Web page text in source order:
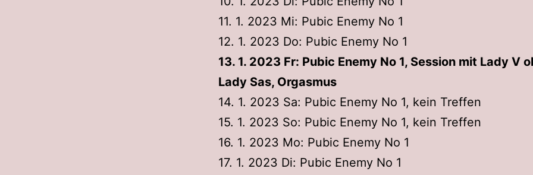
11. 1. 2023 Mi: Pubic Enemy No 1
12. 1. 2023 Do: Pubic Enemy No 1
13. 1. 2023 Fr: Pubic Enemy No 1, Session mit Lady V
Lady Sas, Orgasmus
14. 1. 2023 Sa: Pubic Enemy No 1, kein Treffen
15. 1. 2023 So: Pubic Enemy No 1, kein Treffen
16. 1. 2023 Mo: Pubic Enemy No 1
17. 1. 2023 Di: Pubic Enemy No 1